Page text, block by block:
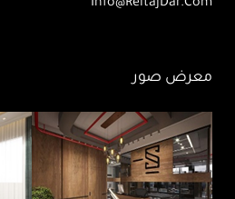
Info@ReitajDar.com
معرض صور